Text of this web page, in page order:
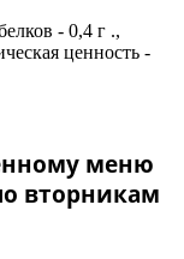
- 0,4 г .,
ценность -
меню
вторникам